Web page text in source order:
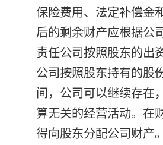
保险费用、法定补偿金
后的剩余财产应根据公
责任公司按照股东的出
公司按照股东持有的股
间，公司可以继续存在
算无关的经营活动。在
得向股东分配公司财产。